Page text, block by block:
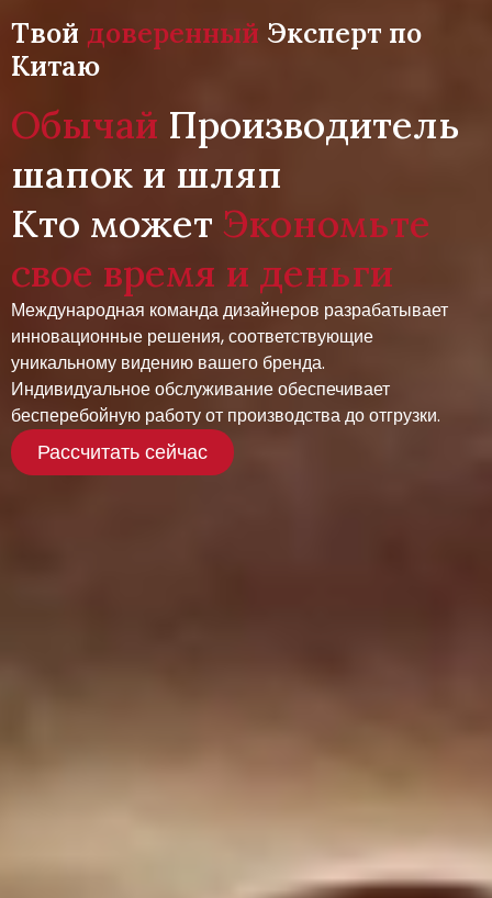
Твой доверенный Эксперт по
Китаю
Обычай Производитель
шапок и шляп
Кто может Экономьте
свое время и деньги
Международная команда дизайнеров разрабатывает
инновационные решения, соответствующие
уникальному видению вашего бренда.
Индивидуальное обслуживание обеспечивает
бесперебойную работу от производства до отгрузки.
Рассчитать сейчас